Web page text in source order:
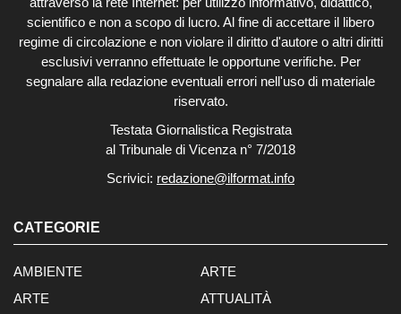
scientifico e non a scopo di lucro. Al fine di accettare il libero
regime di circolazione e non violare il diritto d'autore o altri diritti
esclusivi verranno effettuate le opportune verifiche. Per
segnalare alla redazione eventuali errori nell'uso di materiale
riservato.
Testata Giornalistica Registrata
al Tribunale di Vicenza n° 7/2018
Scrivici: redazione@ilformat.info
CATEGORIE
AMBIENTE
ARTE
ARTE
ATTUALITÀ